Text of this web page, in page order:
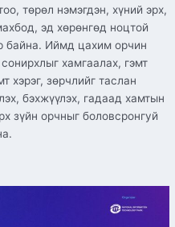
төрөл нэмэгдэн, хүний эрх,
эд хөрөнгөд ноцтой
байна. Иймд цахим орчин
хамгаалах, гэмт
хэрэг, зөрчлийг таслан
бэхжүүлэх, гадаад хамтын
зүйн орчныг боловсронгуй